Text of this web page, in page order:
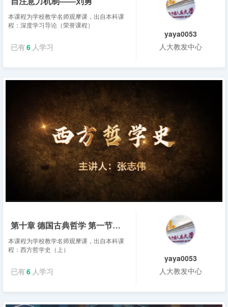
本课程为学校教学名师观摩课，出自本科课
程：深度学习导论（荣誉课程）
已有6 人学习
yaya0053
人大教发中心
第十章 德国古典哲学 第一节：康德的哲学革命——张志伟
本课程为学校教学名师观摩课，出自本科课
程：西方哲学史（上）
已有6 人学习
yaya0053
人大教发中心